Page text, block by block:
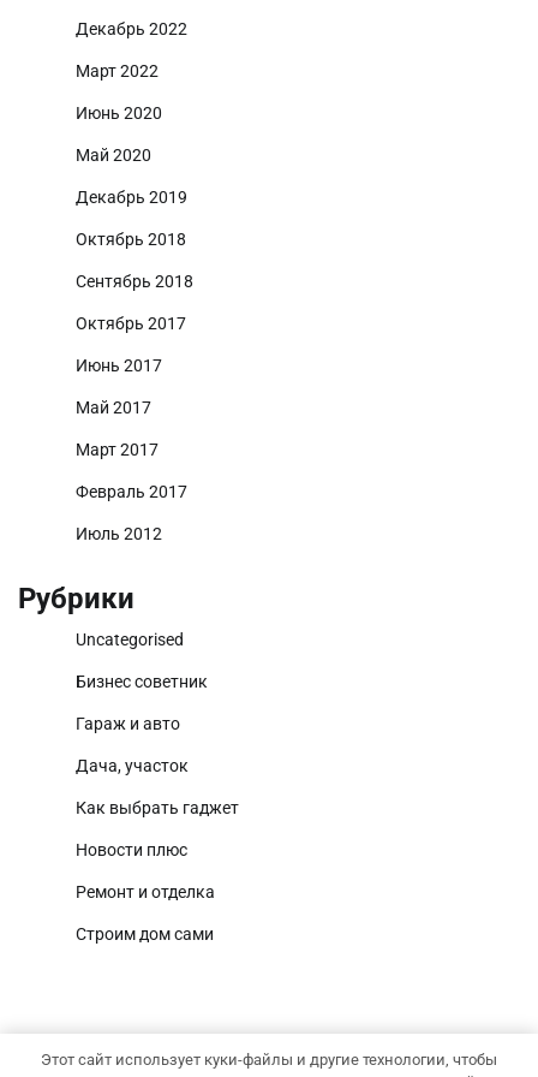
Декабрь 2022
Март 2022
Июнь 2020
Май 2020
Декабрь 2019
Октябрь 2018
Сентябрь 2018
Октябрь 2017
Июнь 2017
Май 2017
Март 2017
Февраль 2017
Июль 2012
Рубрики
Uncategorised
Бизнес советник
Гараж и авто
Дача, участок
Как выбрать гаджет
Новости плюс
Ремонт и отделка
Строим дом сами
Этот сайт использует куки-файлы и другие технологии, чтобы